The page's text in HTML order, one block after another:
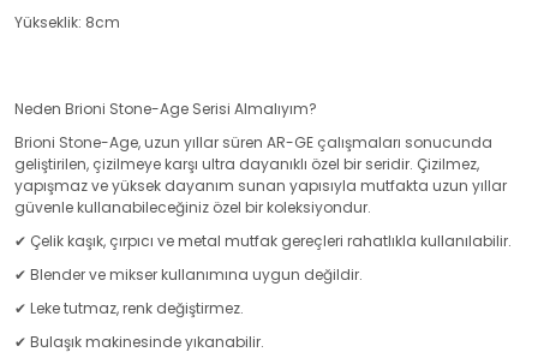
Yükseklik: 8cm
Neden Brioni Stone-Age Serisi Almalıyım?
Brioni Stone-Age, uzun yıllar süren AR-GE çalışmaları sonucunda
geliştirilen, çizilmeye karşı ultra dayanıklı özel bir seridir. Çizilmez,
yapışmaz ve yüksek dayanım sunan yapısıyla mutfakta uzun yıllar
güvenle kullanabileceğiniz özel bir koleksiyondur.
✔ Çelik kaşık, çırpıcı ve metal mutfak gereçleri rahatlıkla kullanılabilir.
✔ Blender ve mikser kullanımına uygun değildir.
✔ Leke tutmaz, renk değiştirmez.
✔ Bulaşık makinesinde yıkanabilir.